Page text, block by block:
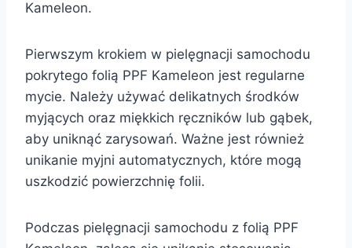
Kameleon.
Pierwszym krokiem w pielęgnacji samochodu
pokrytego folią PPF Kameleon jest regularne
mycie. Należy używać delikatnych środków
myjących oraz miękkich ręczników lub gąbek,
aby uniknąć zarysowań. Ważne jest również
unikanie myjni automatycznych, które mogą
uszkodzić powierzchnię folii.
Podczas pielęgnacji samochodu z folią PPF